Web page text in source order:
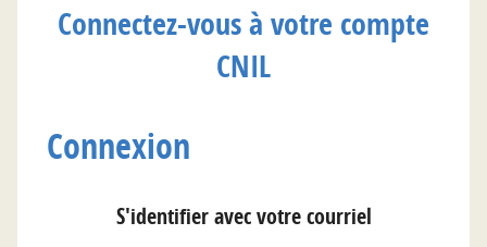
Connectez-vous à votre compte
CNIL
Connexion
S'identifier avec votre courriel